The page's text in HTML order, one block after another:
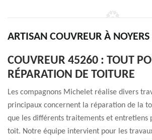
ARTISAN COUVREUR À
COUVREUR 45260 : TOUT
RÉPARATION DE TOITURE
Les compagnons Michelet réalise divers
principaux concernent la réparation de la
que les différents traitements et entretiens
toit. Notre équipe intervient pour les